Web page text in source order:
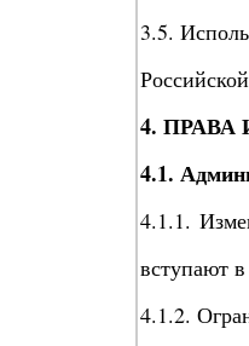
3.5.
4.
4.1.
4.1.1.
вступают
4.1.2.